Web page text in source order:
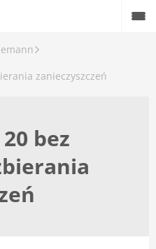
zanieczyszczeń
bez